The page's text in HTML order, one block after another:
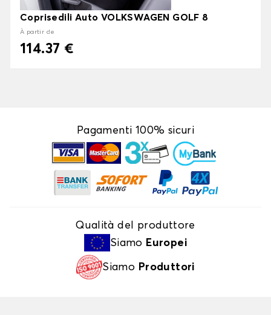
Coprisedili Auto VOLKSWAGEN GOLF 8
À partir de
114.37 €
Pagamenti 100% sicuri
Qualità del produttore
Siamo Europei
Siamo Produttori